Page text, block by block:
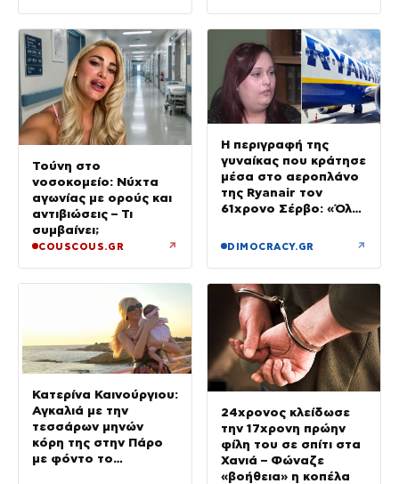
Τούνη στο
νοσοκομείο: Νύχτα
αγωνίας με ορούς και
αντιβιώσεις – Τι
συμβαίνει;
COUSCOUS.GR ↗
Η περιγραφή της
γυναίκας που κράτησε
μέσα στο αεροπλάνο
της Ryanair τον
61χρονο Σέρβο: «Όλα
δευτερολέπτου»
DIMOCRACY.GR ↗
Κατερίνα Καινούργιου:
Αγκαλιά με την
τεσσάρων μηνών
κόρη της στην Πάρο
με φόντο το
24χρονος κλείδωσε
την 17χρονη πρώην
φίλη του σε σπίτι στα
Χανιά – Φώναζε
«βοήθεια» η κοπέλα